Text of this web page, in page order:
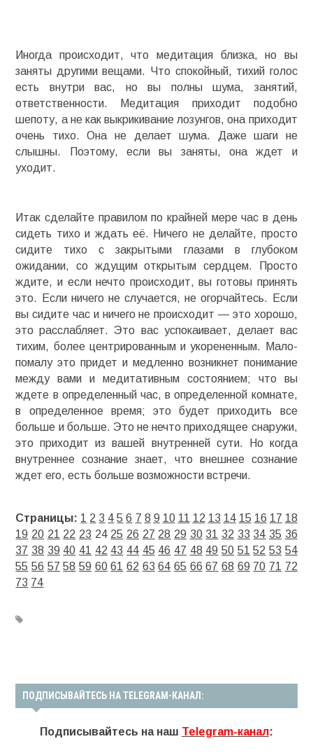
Иногда происходит, что медитация близка, но вы
заняты другими вещами. Что спокойный, тихий голос
есть внутри вас, но вы полны шума, занятий,
ответственности. Медитация приходит подобно
шепоту, а не как выкрикивание лозунгов, она приходит
очень тихо. Она не делает шума. Даже шаги не
слышны. Поэтому, если вы заняты, она ждет и
уходит.
Итак сделайте правилом по крайней мере час в день
сидеть тихо и ждать её. Ничего не делайте, просто
сидите тихо с закрытыми глазами в глубоком
ожидании, со ждущим открытым сердцем. Просто
ждите, и если нечто происходит, вы готовы принять
это. Если ничего не случается, не огорчайтесь. Если
вы сидите час и ничего не происходит — это хорошо,
это расслабляет. Это вас успокаивает, делает вас
тихим, более центрированным и укорененным. Мало-
помалу это придет и медленно возникнет понимание
между вами и медитативным состоянием; что вы
ждете в определенный час, в определенной комнате,
в определенное время; это будет приходить все
больше и больше. Это не нечто приходящее снаружи,
это приходит из вашей внутренней сути. Но когда
внутреннее сознание знает, что внешнее сознание
ждет его, есть больше возможности встречи.
Страницы: 1 2 3 4 5 6 7 8 9 10 11 12 13 14 15 16 17 18
19 20 21 22 23 24 25 26 27 28 29 30 31 32 33 34 35 36
37 38 39 40 41 42 43 44 45 46 47 48 49 50 51 52 53 54
55 56 57 58 59 60 61 62 63 64 65 66 67 68 69 70 71
72
73 74
ПОДПИСЫВАЙТЕСЬ НА TELEGRAM-КАНАЛ:
Подписывайтесь на наш Telegram-канал: